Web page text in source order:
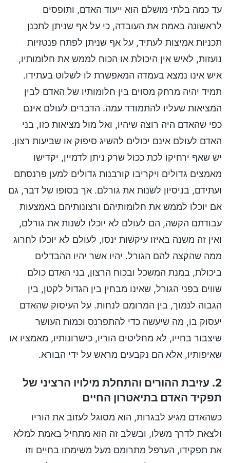
עד כמה בלתי מושלם הוא ייעוד האדם, ותופסים
לראשונה באמת את העובדה, כי על אף שניתן לתכנן
תכניות אמיצות לעתיד, על אף שניתן לפתח פנטזיות
נועזות, לאיש אין היכולת או הכוח לממש את חלומותיו,
איש אינו נמצא בעמדה המאפשרת לו לשלוט בעתידו.
תמיד יהיה מרחק מסוים בין חלומותיו של האדם לבין
המציאות שעליו להתמודד עמה. הדברים לעולם אינם
כפי שהאדם היה רוצה שיהיו, ואל מול מציאות כזו, בני
האדם לעולם אינם יכולים להשיג סיפוק או שביעות רצון.
יש שאף ירחיקו לכת ככול שרק ניתן לדמיין, יקדישו
מאמצים גדולים ויקריבו קורבנות גדולים למען פרנסתם
ועתידם, בניסיון לשנות את גורלם. אך בסופו של דבר, גם
אם יוכלו לממש את חלומותיהם ורצונותיהם באמצעות
עבודתם הקשה, הם לעולם לא יוכלו לשנות את גורלם,
ואין זה משנה באיזו עיקשות ינסו, לעולם לא יוכלו לחרוג
ממה שהקצה להם הגורל. יהיו אשר יהיו ההבדלים
ביכולת, במנת המשכל ובכוח הרצון, בני האדם כולם
שווים בפני הגורל, שאינו מבחין בין הגדול לקטן, בין
הגבוה לנמוך, בין המרומם לנחות. על העיסוק שהאדם
יעסוק בו, מה שיעשה כדי להתפרנס וכמות העושר
שיצבור בחייו, לא מחליטים הוריו, כישרונותיו, מאמציו או
שאיפותיו, אלא הם נקבעים מראש על ידי הבורא.
2. עזיבת ההורים והתחלת מילויו הרציני של
תפקיד האדם בתיאטרון החיים
כשהאדם מגיע לבגרות, הוא מסוגל לעזוב את הוריו
ולצאת לדרך משלו, ובשלב זה הוא מתחיל באמת למלא
את תפקידו, הערפל מתרומם מעל משימתו בחיים וזו